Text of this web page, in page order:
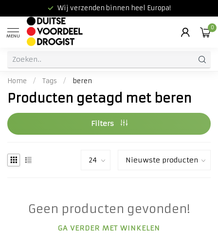
Wij verzenden binnen heel Europa!
MENU
0
Home / Tags / beren
Producten getagd met beren
Filters
Geen producten gevonden!
GA VERDER MET WINKELEN